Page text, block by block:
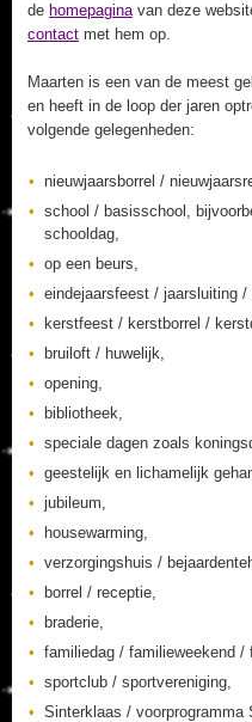
de homepaginavan deze
contact met hem op.
Maarten is een van de meest
en heeft in de loop der jaren
volgende gelegenheden:
nieuwjaarsborrel /
school / basisschool,
schooldag,
op een beurs,
eindejaarsfeest / jaarsluiting /
kerstfeest / kerstborrel /
bruiloft / huwelijk,
opening,
bibliotheek,
speciale dagen zoals
geestelijk en lichamelijk
jubileum,
housewarming,
verzorgingshuis /
borrel / receptie,
braderie,
familiedag / familieweekend /
sportclub / sportvereniging,
Sinterklaas / voorprogramma